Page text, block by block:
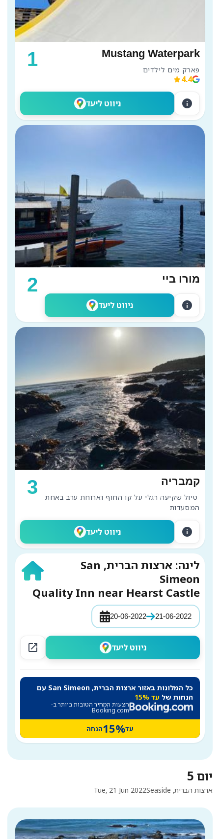
1 Mustang Waterpark
פארק מים לילדים
4.4
ניווט ליעד info
2 מורו ביי
ניווט ליעד info
3 קמבריה
המסעדות
ניווט ליעד info
לינה: ארצות הברית, San
Simeon
Quality Inn near Hearst Castle
20-06-2022 21-06-2022
open_in_new ניווט ליעד
כל המלונות באזור ארצות הברית, San Simeon עם
הנחות של עד 15%
הצעות המחיר הטובות ביותר ב-
Booking.com
עד15%הנחה
יום 5
Tue, 21 Jun 2022 ארצות הברית, Seaside